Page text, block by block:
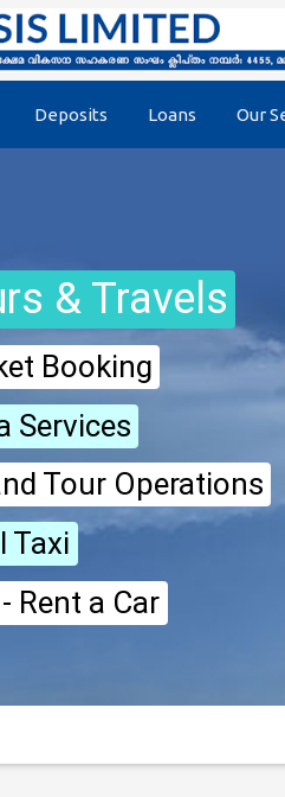
Deposits Loans Our
& Travels
Booking
Services
Tour Operations
Taxi
a Car
RD –